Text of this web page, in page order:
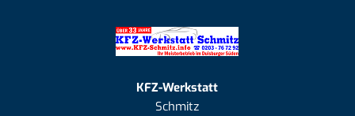
KFZ-Werkstatt
Schmitz